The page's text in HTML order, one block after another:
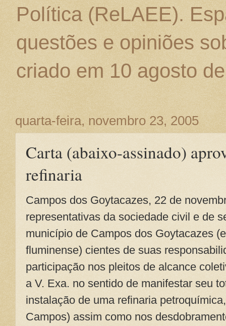
Política (ReLAEE).
questões e opiniões
criado em 10 agosto
quarta-feira, novembro 23, 2005
Carta (abaixo-assinado)
refinaria
Campos dos Goytacazes, 22 de
representativas da sociedade civil e de
município de Campos dos Goytacazes
fluminense) cientes de suas
participação nos pleitos de alcance
a V. Exa. no sentido de manifestar seu
instalação de uma refinaria
Campos) assim como nos